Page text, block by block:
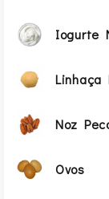
Iogurte
Linhaça
Noz
Ovos